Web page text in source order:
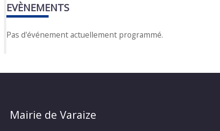
EVÈNEMENTS
Pas d'événement actuellement programmé.
Mairie de Varaize